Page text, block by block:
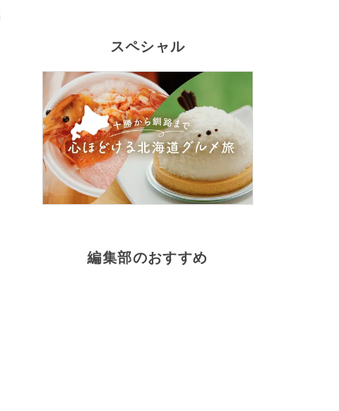
スペシャル
編集部のおすすめ